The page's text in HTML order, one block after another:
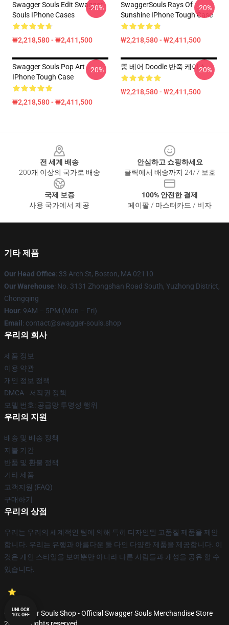
Swagger Souls Edit Swagger
Souls IPhone Cases
₩2,218,580 - ₩2,411,500
-20%
SwaggerSouls Rays Of
Sunshine IPhone Tough Case
₩2,218,580 - ₩2,411,500
-20%
Swagger Souls Pop Art
IPhone Tough Case
₩2,218,580 - ₩2,411,500
-20% 뚱 베어 Doodle 반죽 케이스
₩2,218,580 - ₩2,411,500
-20%
전 세계 배송
200개 이상의 국가로 배송
안심하고 쇼핑하세요
클릭에서 배송까지 24/7 보호
국제 보증
사용 국가에서 제공
100% 안전한 결제
페이팔 / 마스터카드 / 비자
기타 제품
Our Head Office: 33 Arch St, Boston, MA 02110
Our Warehouse: No. 3131 Zhongshan Road South, Yuzhong District,
Chongqing
Hour: 9AM – 5PM (Mon – Fri)
Email : contact@swagger-souls.shop
우리의 회사
제품 정보
이용 약관
개인 정보 정책
DMCA - 저작권 정책
모델 번호: 공급망 투명성 행위
우리의 지원
배송 및 배송 정책
지불 기간
반품 및 환불 정책
기타 제품
고객지원 (FAQ)
구매하기
우리의 상점
우리는 우리의 세계적인 팀에 의해 특히 디자인된 고품질 제품을 제안
합니다. 우리는 유행과 아름다운 둘 다인 다양한 제품을 제공합니다. 이
것은 개인 스타일을 보여뿐만 아니라 다른 사람들과 개성을 공유 할 수
있습니다.
© Swagger Souls Shop - Official Swagger Souls Merchandise Store
UNLOCK
10% OFF